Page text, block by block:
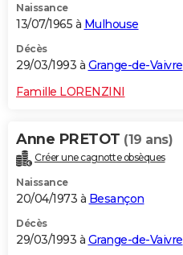
Naissance
13/07/1965 à Mulhouse
Décès
29/03/1993 à Grange-de-Vaivre
Famille LORENZINI
Anne PRETOT (19 ans)
Créer une cagnotte obsèques
Naissance
20/04/1973 à Besançon
Décès
29/03/1993 à Grange-de-Vaivre